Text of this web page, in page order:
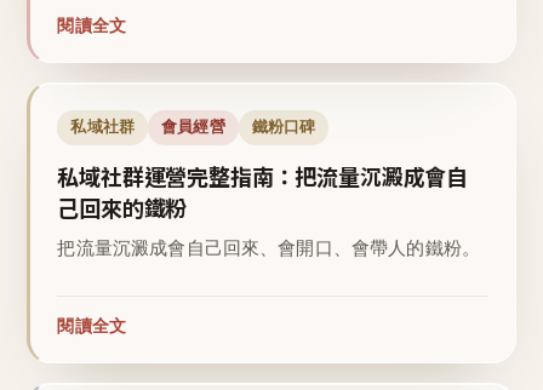
閱讀全文
私域社群 會員經營 鐵粉口碑
私域社群運營完整指南：把流量沉澱成會自
己回來的鐵粉
把流量沉澱成會自己回來、會開口、會帶人的鐵粉。
閱讀全文